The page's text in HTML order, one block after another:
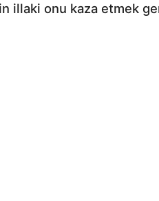
illaki onu kaza etmek